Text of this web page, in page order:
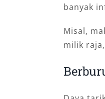
banyak
Misal,
milik